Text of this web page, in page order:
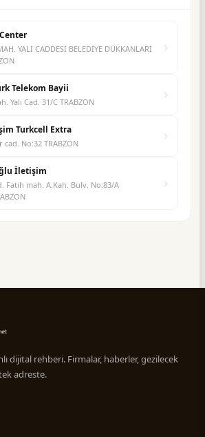
YALI CADDESİ BELEDİYE DÜKKANLARI
Telekom Bayii
Yalı Cad. 31/C TRABZON
Turkcell Extra
cad. No:32 TRABZON
İletişim
Fatih mah. A.Kah. Bulv. No:83/A
dijital rehberi. Firmalar, haberler, gezilecek
adreste.